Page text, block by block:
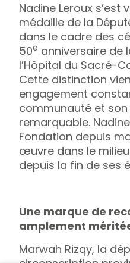
Nadine Leroux s’est
médaille de la
dans le cadre des
50e anniversaire de
l’Hôpital du Sacré-
Cette distinction
engagement
communauté et
remarquable.
Fondation depuis
œuvre dans le
depuis la fin de ses
Une marque de
amplement
Marwah Rizqy, la